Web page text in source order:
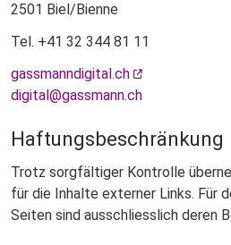
2501 Biel/Bienne
Tel. +41 32 344 81 11
gassmanndigital.ch
digital@gassmann.ch
Haftungsbeschränkung
Trotz sorgfältiger Kontrolle
für die Inhalte externer Links. Für
Seiten sind ausschliesslich deren